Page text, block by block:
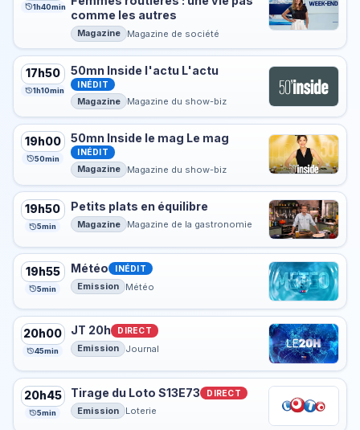
1h40min
comme les autres
Magazine Magazine de société
17h50
1h10min
50mn Inside l'actu L'actu
INÉDIT
Magazine Magazine du show-biz
19h00
50min
50mn Inside le mag Le mag
INÉDIT
Magazine Magazine du show-biz
19h50
5min
Petits plats en équilibre
Magazine Magazine de la gastronomie
19h55
5min
Météo INÉDIT
Emission Météo
20h00
45min
JT 20h DIRECT
Emission Journal
20h45
5min
Tirage du Loto S13E73 DIRECT
Emission Loterie